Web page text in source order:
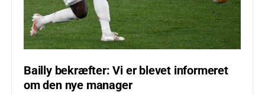
Bailly bekræfter: Vi er blevet informeret
om den nye manager